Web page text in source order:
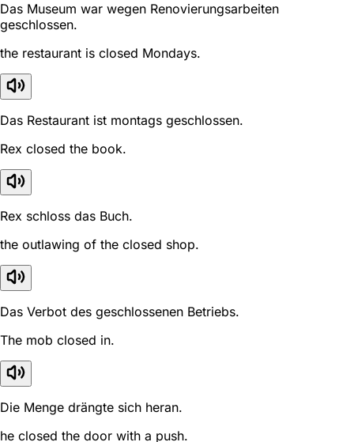
Das Museum war wegen Renovierungsarbeiten
geschlossen.
the restaurant is closed Mondays.
Das Restaurant ist montags geschlossen.
Rex closed the book.
Rex schloss das Buch.
the outlawing of the closed shop.
Das Verbot des geschlossenen Betriebs.
The mob closed in.
Die Menge drängte sich heran.
he closed the door with a push.